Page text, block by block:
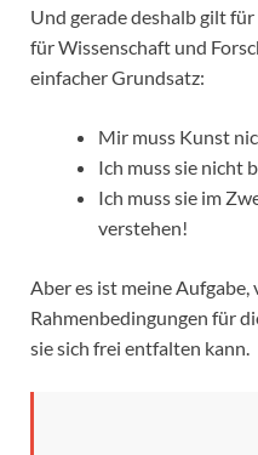
Und gerade deshalb gilt
für Wissenschaft und
einfacher Grundsatz:
Mir muss Kunst
Ich muss sie nicht
Ich muss sie im
verstehen!
Aber es ist meine Aufgabe,
Rahmenbedingungen für
sie sich frei entfalten kann.